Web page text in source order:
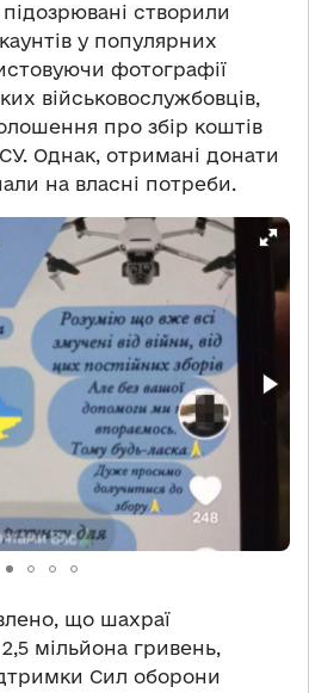
створили
у популярних
фотографії
військовослужбовців,
про збір коштів
Однак, отримані донати
на власні потреби.
що шахраї
мільйона гривень,
Сил оборони